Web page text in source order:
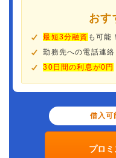
おす
最短3分融資 も可能！
勤務先への電話連絡
30日間の利息が0円
借入可
プロ